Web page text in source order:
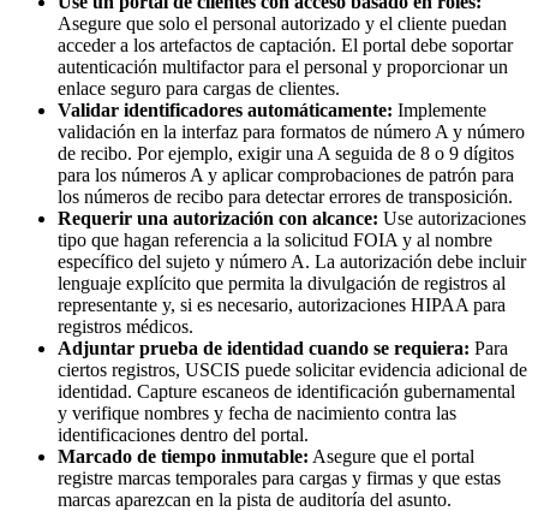
Asegure que solo el personal autorizado y el cliente puedan
acceder a los artefactos de captación. El portal debe soportar
autenticación multifactor para el personal y proporcionar un
enlace seguro para cargas de clientes.
Validar identificadores automáticamente: Implemente
validación en la interfaz para formatos de número A y número
de recibo. Por ejemplo, exigir una A seguida de 8 o 9 dígitos
para los números A y aplicar comprobaciones de patrón para
los números de recibo para detectar errores de transposición.
Requerir una autorización con alcance: Use autorizaciones
tipo que hagan referencia a la solicitud FOIA y al nombre
específico del sujeto y número A. La autorización debe incluir
lenguaje explícito que permita la divulgación de registros al
representante y, si es necesario, autorizaciones HIPAA para
registros médicos.
Adjuntar prueba de identidad cuando se requiera: Para
ciertos registros, USCIS puede solicitar evidencia adicional de
identidad. Capture escaneos de identificación gubernamental
y verifique nombres y fecha de nacimiento contra las
identificaciones dentro del portal.
Marcado de tiempo inmutable: Asegure que el portal
registre marcas temporales para cargas y firmas y que estas
marcas aparezcan en la pista de auditoría del asunto.